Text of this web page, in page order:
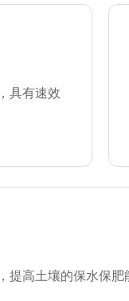
具有速效
提高土壤的保水保